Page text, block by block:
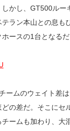
かし、GT500ルー
テラン本山との息も
ースの1台となるだ
ームのウェイト差
の差だ。そこにセ
ームも加わり、大